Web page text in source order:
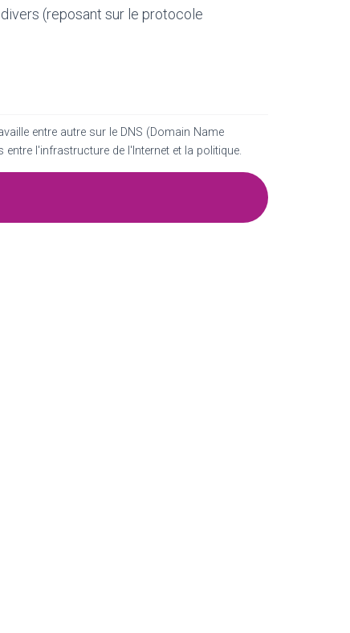
(reposant sur le protocole
entre autre sur le DNS (Domain Name
l'infrastructure de l'Internet et la politique.